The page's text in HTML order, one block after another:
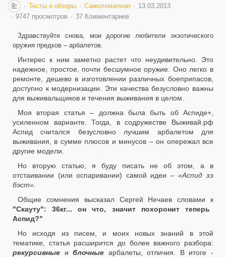
Тесты и обзоры Самоломалкин
13.03.2013
9747 просмотров
37 Комментариев
Здравствуйте снова, мои дорогие любители экзотического
оружия предков – арбалетов.
Интерес к ним заметно растет что неудивительно. Это
надежное, простое, почти бесшумное оружие. Оно легко в
ремонте, дешево в изготовлении различных боеприпасов,
доступно к модернизации. Эти качества безусловно важны
для выживальщиков и течения выживания в целом.
Моя вторая статья – должна была быть об Аспиде+,
усиленном варианте. Тогда, в содружестве Выживай.рф
Аспид считался безусловно лучшим арбалетом для
выживания, в сумме плюсов и минусов – он опережал все
другие модели.
Но вторую статью, я буду писать не об этом, а в
отстаивании (или оспаривании) самой идеи –«Аспид зэ
бэст».
Общие сомнения высказал Сергей Нечаев словами к
"Скауту": 36кг... он что, значит похоронит теперь
Аспид?"
Но исходя из писем, и моих новых знаний в этой
тематике, статья расширится до более важного разбора:
рекурсивные
иблочные арбалеты, отличия. В итоге -